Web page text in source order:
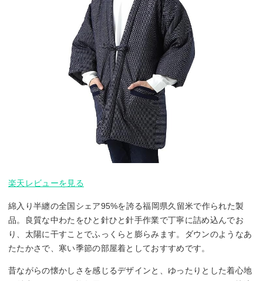
楽天レビューを見る
綿入り半纏の全国シェア95%を誇る福岡県久留米で作られた製
品。良質な中わたをひと針ひと針手作業で丁寧に詰め込んでお
り、太陽に干すことでふっくらと膨らみます。ダウンのようなあ
たたかさで、寒い季節の部屋着としておすすめです。
昔ながらの懐かしさを感じるデザインと、ゆったりとした着心地